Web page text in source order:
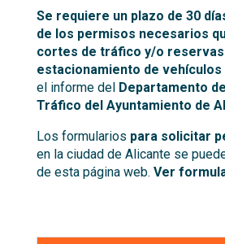
Se requiere un plazo de 30
de los permisos necesarios
cortes de tráfico y/o
estacionamiento de vehículos
el informe del Departamento
Tráfico del Ayuntamiento de
Los formularios para solicitar
en la ciudad de Alicante se
de esta página web. Ver